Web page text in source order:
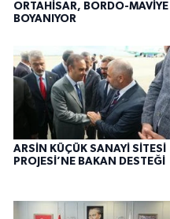
ORTAHİSAR, BORDO-MAVİYE
BOYANIYOR
ARSİN KÜÇÜK SANAYİ SİTESİ
PROJESİ’NE BAKAN DESTEĞİ